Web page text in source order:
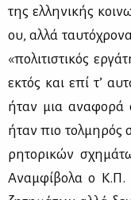
της ελ­λη­νι­κής
ου, αλ­λά
«πο­λι­τι­στι­κός
εκτός και επί τ’
ήταν μια ανα­φο­ρά
ήταν πιο τολ­μη­ρός
ρη­το­ρι­κών
Αναμ­φί­βο­λα ο Κ.Π.